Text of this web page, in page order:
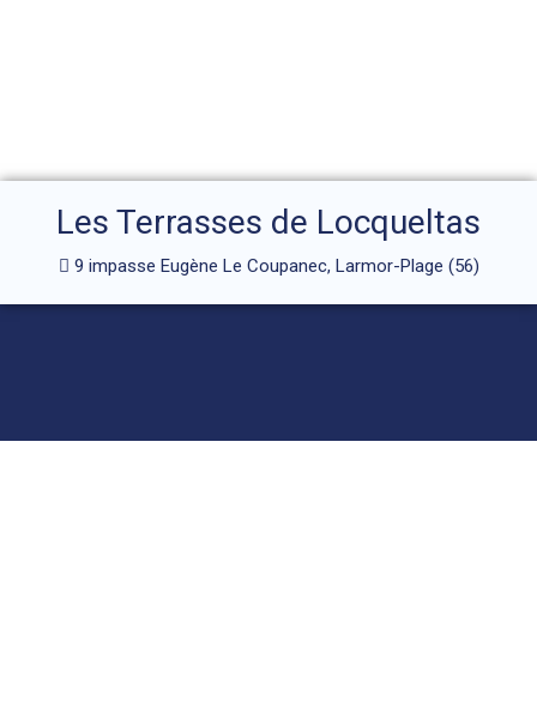
Les Terrasses de Locqueltas
9 impasse Eugène Le Coupanec, Larmor-Plage (56)